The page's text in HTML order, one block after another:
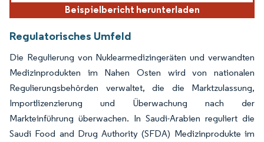
Beispielbericht herunterladen
Regulatorisches Umfeld
Die Regulierung von Nuklearmedizingeräten und verwandten
Medizinprodukten im Nahen Osten wird von nationalen
Regulierungsbehörden verwaltet, die die Marktzulassung,
Importlizenzierung und Überwachung nach der
Markteinführung überwachen. In Saudi-Arabien reguliert die
Saudi Food and Drug Authority (SFDA) Medizinprodukte im